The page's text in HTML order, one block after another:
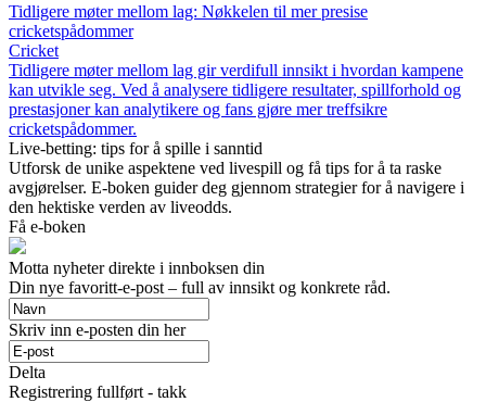
Tidligere møter mellom lag: Nøkkelen til mer presise
cricketspådommer
Cricket
Tidligere møter mellom lag gir verdifull innsikt i hvordan kampene
kan utvikle seg. Ved å analysere tidligere resultater, spillforhold og
prestasjoner kan analytikere og fans gjøre mer treffsikre
cricketspådommer.
Live-betting: tips for å spille i sanntid
Utforsk de unike aspektene ved livespill og få tips for å ta raske
avgjørelser. E-boken guider deg gjennom strategier for å navigere i
den hektiske verden av liveodds.
Få e-boken
Motta nyheter direkte i innboksen din
Din nye favoritt-e-post – full av innsikt og konkrete råd.
Skriv inn e-posten din her
Delta
Registrering fullført - takk